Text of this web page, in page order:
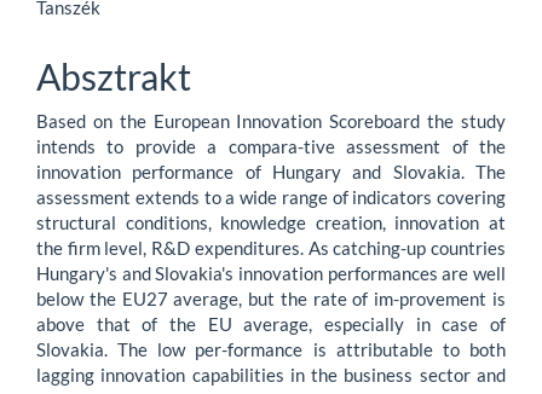
Tanszék
Absztrakt
Based on the European Innovation Scoreboard the study
intends to provide a compara-tive assessment of the
innovation performance of Hungary and Slovakia. The
assessment extends to a wide range of indicators covering
structural conditions, knowledge creation, innovation at
the firm level, R&D expenditures. As catching-up countries
Hungary's and Slovakia's innovation performances are well
below the EU27 average, but the rate of im-provement is
above that of the EU average, especially in case of
Slovakia. The low per-formance is attributable to both
lagging innovation capabilities in the business sector and